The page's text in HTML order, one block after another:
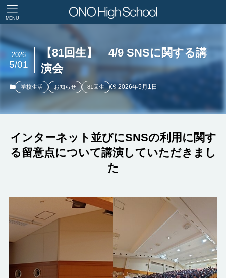
MENU
【81回生】 4/9 SNSに関する講
演会
2026
5/01
学校生活 お知らせ 81回生 2026年5月1日
インターネット並びにSNSの利用に関す
る留意点について講演していただきまし
た